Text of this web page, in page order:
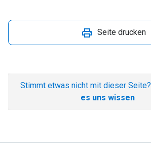
Seite drucken
Stimmt etwas nicht mit dieser Seite?
es uns wissen